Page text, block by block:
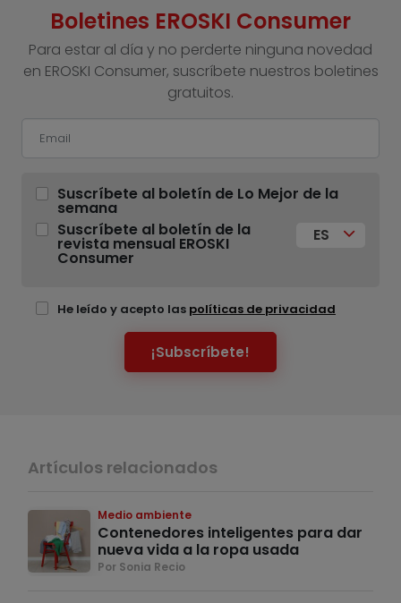
Boletines EROSKI Consumer
Para estar al día y no perderte ninguna novedad
en EROSKI Consumer, suscríbete nuestros boletines
gratuitos.
Suscríbete al boletín de Lo Mejor de la
semana
Suscríbete al boletín de la
revista mensual EROSKI
Consumer
ES
He leído y acepto las políticas de privacidad
¡Subscríbete!
Artículos relacionados
Medio ambiente
Contenedores inteligentes para dar
nueva vida a la ropa usada
Por Sonia Recio